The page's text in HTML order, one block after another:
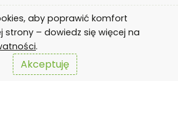
o.o. Wszystkie prawa zastrzeżone.
Realizacja:
aby poprawić komfort
strony – dowiedz się więcej na
.
Akceptuję